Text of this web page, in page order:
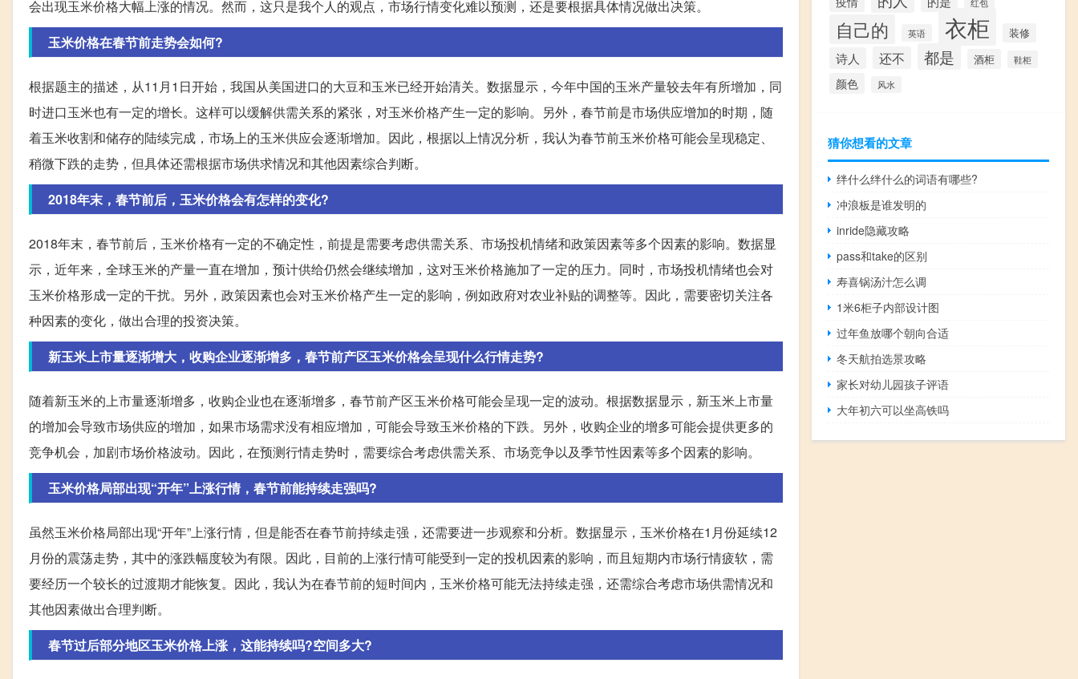
会出现玉米价格大幅上涨的情况。然而，这只是我个人的观点，市场行情变化难以预测，还是要根据具体情况做出决策。
玉米价格在春节前走势会如何?
根据题主的描述，从11月1日开始，我国从美国进口的大豆和玉米已经开始清关。数据显示，今年中国的玉米产量较去年有所增加，同
时进口玉米也有一定的增长。这样可以缓解供需关系的紧张，对玉米价格产生一定的影响。另外，春节前是市场供应增加的时期，随
着玉米收割和储存的陆续完成，市场上的玉米供应会逐渐增加。因此，根据以上情况分析，我认为春节前玉米价格可能会呈现稳定、
稍微下跌的走势，但具体还需根据市场供求情况和其他因素综合判断。
2018年末，春节前后，玉米价格会有怎样的变化?
2018年末，春节前后，玉米价格有一定的不确定性，前提是需要考虑供需关系、市场投机情绪和政策因素等多个因素的影响。数据显
示，近年来，全球玉米的产量一直在增加，预计供给仍然会继续增加，这对玉米价格施加了一定的压力。同时，市场投机情绪也会对
玉米价格形成一定的干扰。另外，政策因素也会对玉米价格产生一定的影响，例如政府对农业补贴的调整等。因此，需要密切关注各
种因素的变化，做出合理的投资决策。
新玉米上市量逐渐增大，收购企业逐渐增多，春节前产区玉米价格会呈现什么行情走势?
随着新玉米的上市量逐渐增多，收购企业也在逐渐增多，春节前产区玉米价格可能会呈现一定的波动。根据数据显示，新玉米上市量
的增加会导致市场供应的增加，如果市场需求没有相应增加，可能会导致玉米价格的下跌。另外，收购企业的增多可能会提供更多的
竞争机会，加剧市场价格波动。因此，在预测行情走势时，需要综合考虑供需关系、市场竞争以及季节性因素等多个因素的影响。
玉米价格局部出现“开年”上涨行情，春节前能持续走强吗?
虽然玉米价格局部出现“开年”上涨行情，但是能否在春节前持续走强，还需要进一步观察和分析。数据显示，玉米价格在1月份延续12
月份的震荡走势，其中的涨跌幅度较为有限。因此，目前的上涨行情可能受到一定的投机因素的影响，而且短期内市场行情疲软，需
要经历一个较长的过渡期才能恢复。因此，我认为在春节前的短时间内，玉米价格可能无法持续走强，还需综合考虑市场供需情况和
其他因素做出合理判断。
春节过后部分地区玉米价格上涨，这能持续吗?空间多大?
红包
自己的 英语 衣柜 装修
诗人 还不 都是 酒柜 鞋柜
颜色 风水
猜你想看的文章
绊什么绊什么的词语有哪些?
冲浪板是谁发明的
inride隐藏攻略
pass和take的区别
寿喜锅汤汁怎么调
1米6柜子内部设计图
过年鱼放哪个朝向合适
冬天航拍选景攻略
家长对幼儿园孩子评语
大年初六可以坐高铁吗